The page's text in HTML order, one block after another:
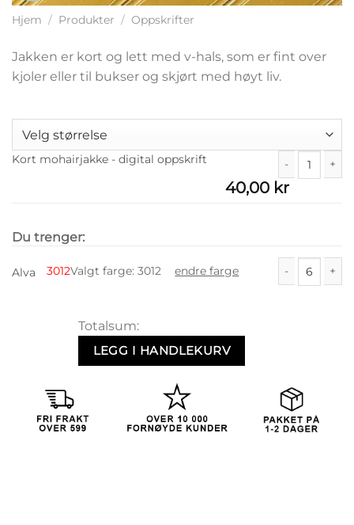
Hjem / Produkter / Oppskrifter
Jakken er kort og lett med v-hals, som er fint over
kjoler eller til bukser og skjørt med høyt liv.
Kort mohairjakke - digital oppskrift
40,00 kr
Kort
Du trenger:
Alva 3012Valgt farge:3012 endre farge
Totalsum:
LEGG I HANDLEKURV